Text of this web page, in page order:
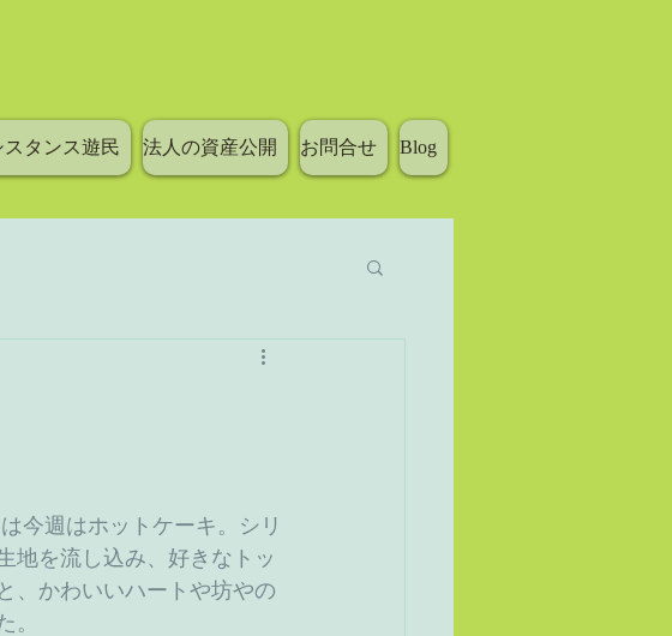
タンス遊民 法人の資産公開 お問合せ Blog
地を流し込み、好きなトッ
、かわいいハートや坊やの
。